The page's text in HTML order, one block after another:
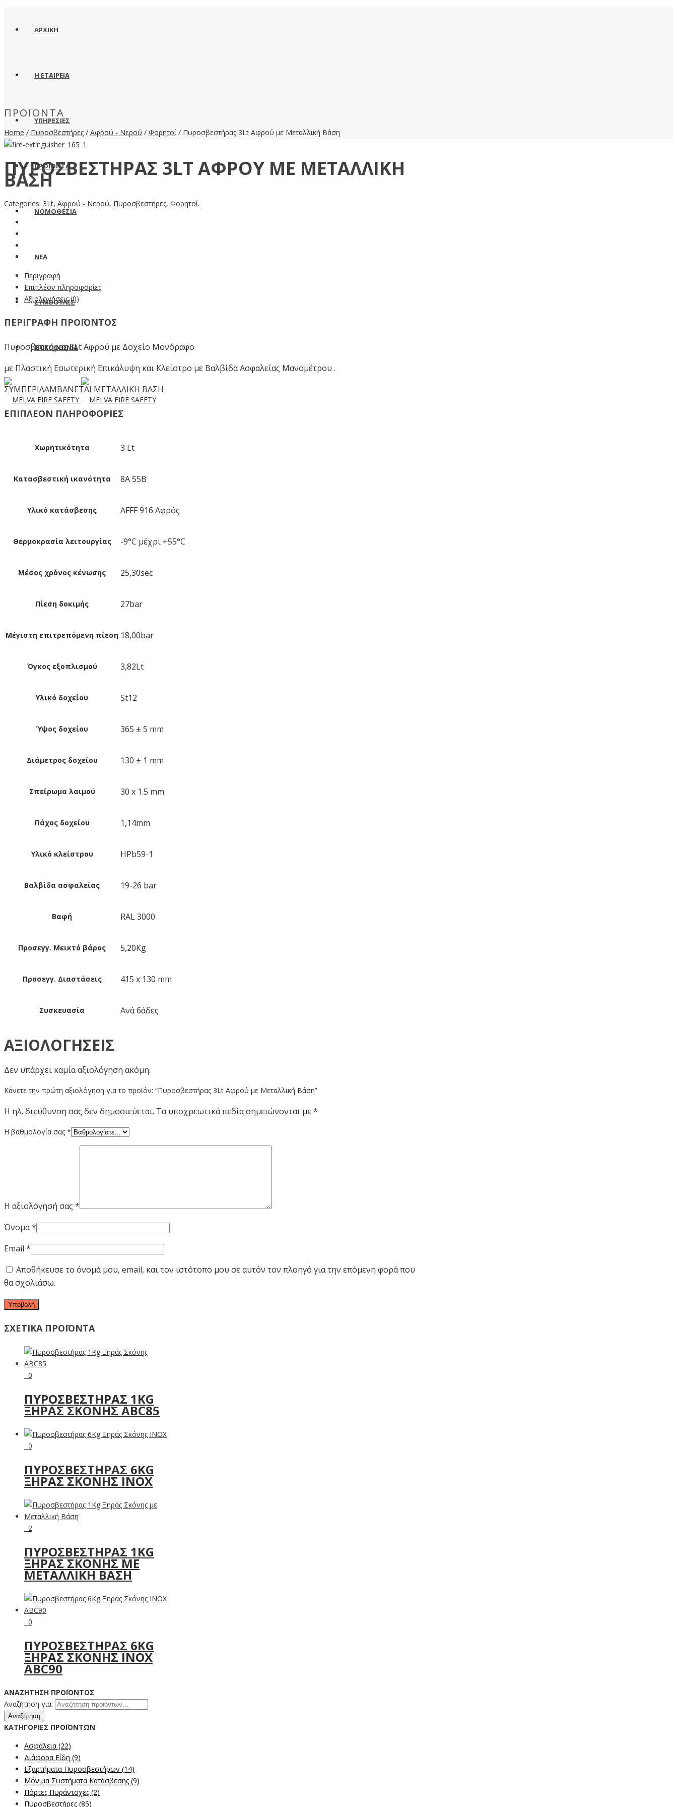
ΑΡΧΙΚΗ
Η ΕΤΑΙΡΕΙΑ
ΥΠΗΡΕΣΙΕΣ
ΠΡΟΪΟΝΤΑ
ΝΟΜΟΘΕΣΙΑ
ΝΕΑ
ΣΥΜΒΟΥΛΕΣ
ΕΠΙΚΟΙΝΩΝΙΑ
ΠΡΟΪΌΝΤΑ
Home / Πυροσβεστήρες / Αφρού - Νερού / Φορητοί/ Πυροσβεστήρας 3Lt Αφρού με Μεταλλική Βάση
ΠΥΡΟΣΒΕΣΤΉΡΑΣ 3LT ΑΦΡΟΎ ΜΕ ΜΕΤΑΛΛΙΚΉ
ΒΆΣΗ
Categories: 3Lt, Αφρού - Νερού, Πυροσβεστήρες, Φορητοί.
Περιγραφή
Επιπλέον πληροφορίες
Αξιολογήσεις (0)
ΠΕΡΙΓΡΑΦΗ ΠΡΟΪΟΝΤΟΣ
Πυροσβεστήρας 3Lt Αφρού με Δοχείο Μονόραφο
με Πλαστική Εσωτερική Επικάλυψη και Κλείστρο με Βαλβίδα Ασφαλείας Μανομέτρου .
ΣΥΜΠΕΡΙΛΑΜΒΑΝΕΤΑΙ ΜΕΤΑΛΛΙΚΗ ΒΑΣΗ
ΕΠΙΠΛΕΟΝ ΠΛΗΡΟΦΟΡΙΕΣ
Χωρητικότητα 3 Lt
Κατασβεστική ικανότητα 8A 55B
Υλικό κατάσβεσης AFFF 916 Αφρός
Θερμοκρασία λειτουργίας -9°C μέχρι +55°C
Μέσος χρόνος κένωσης 25,30sec
Πίεση δοκιμής 27bar
Μέγιστη επιτρεπόμενη πίεση 18,00bar
Όγκος εξοπλισμού 3,82Lt
Υλικό δοχείου St12
Ύψος δοχείου 365 ± 5 mm
Διάμετρος δοχείου 130 ± 1 mm
Σπείρωμα λαιμού 30 x 1.5 mm
Πάχος δοχείου 1,14mm
Υλικό κλείστρου HPb59-1
Βαλβίδα ασφαλείας 19-26 bar
Βαφή RAL 3000
Προσεγγ. Μεικτό βάρος 5,20Kg
Προσεγγ. Διαστάσεις 415 x 130 mm
Συσκευασία Ανά 6άδες
ΑΞΙΟΛΟΓΉΣΕΙΣ
Δεν υπάρχει καμία αξιολόγηση ακόμη.
Κάνετε την πρώτη αξιολόγηση για το προϊόν: “Πυροσβεστήρας 3Lt Αφρού με Μεταλλική Βάση”
Η ηλ. διεύθυνση σας δεν δημοσιεύεται. Τα υποχρεωτικά πεδία σημειώνονται με*
Η βαθμολογία σας *
Η αξιολόγησή σας *
Όνομα*
Email *
Αποθήκευσε το όνομά μου, email, και τον ιστότοπο μου σε αυτόν τον πλοηγό για την επόμενη φορά που
θα σχολιάσω.
ΣΧΕΤΙΚΑ ΠΡΟΪΟΝΤΑ
0
ΠΥΡΟΣΒΕΣΤΉΡΑΣ 1KG
ΞΗΡΆΣ ΣΚΌΝΗΣ ABC85
0
ΠΥΡΟΣΒΕΣΤΉΡΑΣ 6KG
ΞΗΡΆΣ ΣΚΌΝΗΣ INOX
2
ΠΥΡΟΣΒΕΣΤΉΡΑΣ 1KG
ΞΗΡΆΣ ΣΚΌΝΗΣ ΜΕ
ΜΕΤΑΛΛΙΚΉ ΒΆΣΗ
0
ΠΥΡΟΣΒΕΣΤΉΡΑΣ 6KG
ΞΗΡΆΣ ΣΚΌΝΗΣ INOX
ABC90
ΑΝΑΖΉΤΗΣΗ ΠΡΟΪΌΝΤΟΣ
Αναζήτηση για:
Αναζήτηση
ΚΑΤΗΓΟΡΊΕΣ ΠΡΟΪΌΝΤΩΝ
Ασφάλεια (22)
Διάφορα Είδη (9)
Εξαρτήματα Πυροσβεστήρων (14)
Μόνιμα Συστήματα Κατάσβεσης (9)
Πόρτες Πυράντοχες (2)
Πυροσβεστήρες (85)